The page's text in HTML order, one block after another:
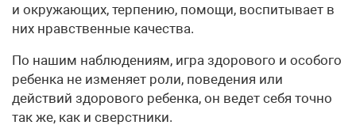
и окружающих, терпению, помощи, воспитывает в
них нравственные качества.
По нашим наблюдениям, игра здорового и особого
ребенка не изменяет роли, поведения или
действий здорового ребенка, он ведет себя точно
так же, как и сверстники.